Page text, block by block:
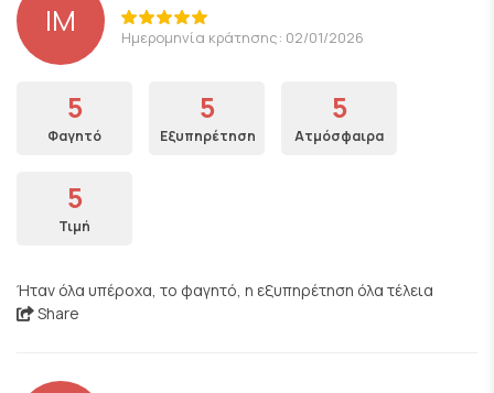
IM Ημερομηνία κράτησης: 02/01/2026
5
Φαγητό
5
Εξυπηρέτηση
5
Ατμόσφαιρα
5
Τιμή
Ήταν όλα υπέροχα, το φαγητό, η εξυπηρέτηση όλα τέλεια
Share